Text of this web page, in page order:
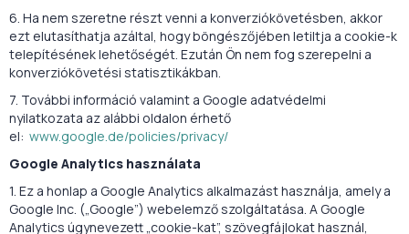
6. Ha nem szeretne részt venni a konverziókövetésben, akkor
ezt elutasíthatja azáltal, hogy böngészőjében letiltja a cookie-k
telepítésének lehetőségét. Ezután Ön nem fog szerepelni a
konverziókövetési statisztikákban.
7. További információ valamint a Google adatvédelmi
nyilatkozata az alábbi oldalon érhető
el: www.google.de/policies/privacy/
Google Analytics használata
1. Ez a honlap a Google Analytics alkalmazást használja, amely a
Google Inc. („Google”) webelemző szolgáltatása. A Google
Analytics úgynevezett „cookie-kat”, szövegfájlokat használ,